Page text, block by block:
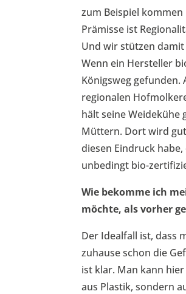
zum Beispiel
Prämisse ist
Und wir stützen damit
Wenn ein Hersteller
Königsweg gefunden.
regionalen
hält seine Weidekühe
Müttern. Dort wird
diesen Eindruck
unbedingt bio-
Wie bekomme ich
möchte, als vorher
Der Idealfall ist, dass
zuhause schon die
ist klar. Man kann
aus Plastik, sondern